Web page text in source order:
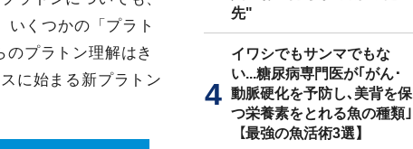
いくつかの「プラト
プラトン理解はき
に始まる新プラトン
先"
イワシでもサンマでもな
い...糖尿病専門医が｢がん･
動脈硬化を予防し､美背を保
つ栄養素をとれる魚の種類｣
【最強の魚活術3選】